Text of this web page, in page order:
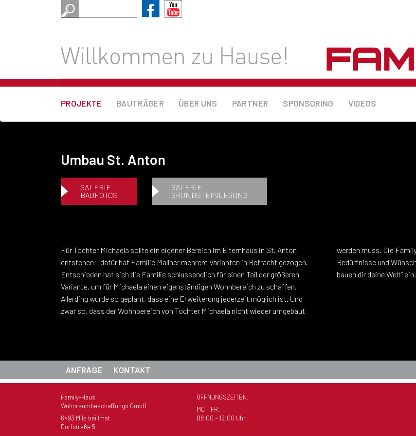
PROJEKTE BAUTRÄGER ÜBER UNS PARTNER SPONSORING VIDEOS
Umbau St. Anton
GALERIE
BAUFOTOS
GALERIE
GRUNDSTEINLEGUNG
Für Tochter Michaela sollte ein eigener Bereich im Elternhaus in St. Anton
entstehen – dafür hat Familie Mallner mehrere Varianten in Betracht gezogen.
Entschieden hat sich die Familie schlussendlich für einen Teil der größeren
Variante, um für Michaela einen eigenständigen Wohnbereich zu schaffen.
Allerding wurde so geplant, dass eine Erweiterung jederzeit möglich ist. Und
zwar so, dass der Wohnbereich von Tochter Michaela nicht wieder umgebaut
werden muss. Die Family-Haus GmbH geht schließlich auf individuelle
Bedürfnisse und Wünsche ihrer Kundinnen und Kunden nach dem Motto „Wir
bauen dir deine Welt“ ein.
ANFRAGE KONTAKT
Family-Haus
Wohnraumbeschaffungs GmbH
6493 Mils bei Imst
Dorfstraße 5
ÖFFNUNGSZEITEN:
MO – FR:
08:00 – 12:00 Uhr